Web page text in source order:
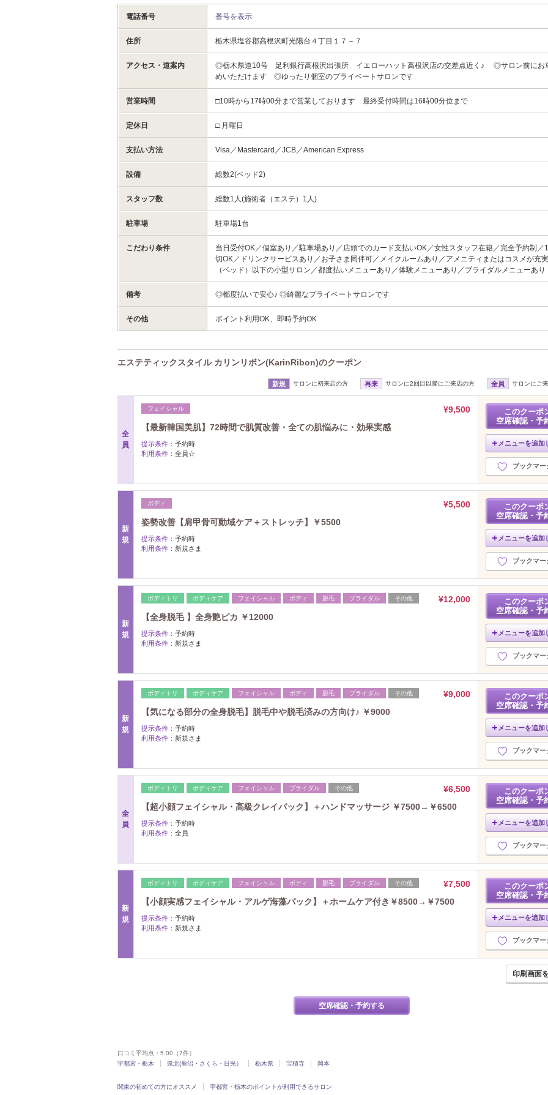
電話番号 番号を表示
住所 栃木県塩谷郡高根沢町光陽台４丁目１７－７
アクセス・道案内
◎栃木県道10号 足利銀行高根沢出張所 イエローハット高根沢店の交差点近く♪ ◎サロン前にお
めいただけます ◎ゆったり個室のプライベートサロンです
営業時間 □10時から17時00分まで営業しております 最終受付時間は16時00分位まで
定休日 □ 月曜日
支払い方法 Visa／Mastercard／JCB／American Express
設備 総数2(ベッド2)
スタッフ数 総数1人(施術者（エステ）1人)
駐車場 駐車場1台
こだわり条件
当日受付OK／個室あり／駐車場あり／店頭でのカード支払いOK／女性スタッフ在籍／完全予約制／
切OK／ドリンクサービスあり／お子さま同伴可／メイクルームあり／アメニティまたはコスメが充
（ベッド）以下の小型サロン／都度払いメニューあり／体験メニューあり／ブライダルメニューあり
備考 ◎都度払いで安心♪ ◎綺麗なプライベートサロンです
その他 ポイント利用OK、即時予約OK
エステティックスタイル カリンリボン(KarinRibon)のクーポン
新規 サロンに初来店の方 再来 サロンに2回目以降にご来店の方 全員 サロンにご
全
員
フェイシャル
¥9,500
【最新韓国美肌】72時間で肌質改善・全ての肌悩みに・効果実感
提示条件： 予約時
利用条件： 全員☆
このクーポ
空席確認・予
メニューを追加
ブックマー
新
規
ボディ
¥5,500
姿勢改善【肩甲骨可動域ケア＋ストレッチ】￥5500
提示条件： 予約時
利用条件： 新規さま
このクーポ
空席確認・予
メニューを追加
ブックマー
新
規
ボディトリ ボディケア フェイシャル ボディ 脱毛 ブライダル その他
¥12,000
【全身脱毛 】全身艶ピカ ￥12000
提示条件： 予約時
利用条件： 新規さま
このクーポ
空席確認・予
メニューを追加
ブックマー
新
規
ボディトリ ボディケア フェイシャル ボディ 脱毛 ブライダル その他
¥9,000
【気になる部分の全身脱毛】脱毛中や脱毛済みの方向け♪ ￥9000
提示条件： 予約時
利用条件： 新規さま
このクーポ
空席確認・予
メニューを追加
ブックマー
全
員
ボディトリ ボディケア フェイシャル ブライダル その他
¥6,500
【超小顔フェイシャル・高級クレイパック】＋ハンドマッサージ ￥7500→￥6500
提示条件： 予約時
利用条件： 全員
このクーポ
空席確認・予
メニューを追加
ブックマー
新
規
ボディトリ ボディケア フェイシャル ボディ 脱毛 ブライダル その他
¥7,500
【小顔実感フェイシャル・アルゲ海藻パック】＋ホームケア付き￥8500→￥7500
提示条件： 予約時
利用条件： 新規さま
このクーポ
空席確認・予
メニューを追加
ブックマー
印刷画面
空席確認・予約する
口コミ平均点： 5.00 （7件）
宇都宮・栃木
県北(鹿沼・さくら・日光） 栃木県 宝積寺 岡本
関東の初めての方にオススメ 宇都宮・栃木のポイントが利用できるサロン